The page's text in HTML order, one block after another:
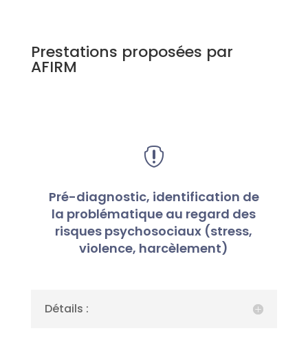
Prestations proposées par
AFIRM

Pré-diagnostic, identification de
la problématique au regard des
risques psychosociaux (stress,
violence, harcèlement)
Détails :